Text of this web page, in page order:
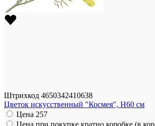
Штрихкод 4650342410638
Цветок искусственный "Космея", H60 см
Цена 257